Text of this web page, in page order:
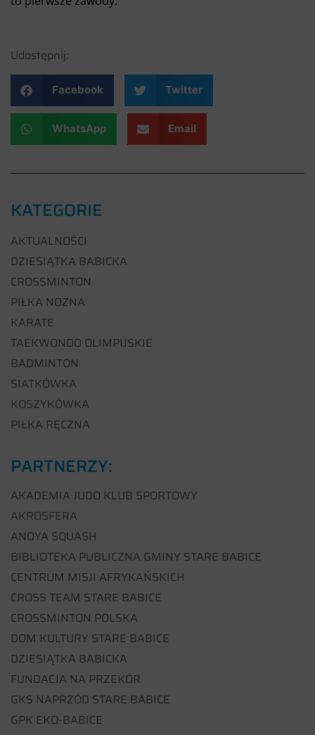
Udostępnij:
Facebook Twitter
WhatsApp Email
KATEGORIE
AKTUALNOŚCI
DZIESIĄTKA BABICKA
CROSSMINTON
PIŁKA NOŻNA
KARATE
TAEKWONDO OLIMPIJSKIE
BADMINTON
SIATKÓWKA
KOSZYKÓWKA
PIŁKA RĘCZNA
PARTNERZY:
AKADEMIA JUDO KLUB SPORTOWY
AKROSFERA
ANOYA SQUASH
BIBLIOTEKA PUBLICZNA GMINY STARE BABICE
CENTRUM MISJI AFRYKAŃSKICH
CROSS TEAM STARE BABICE
CROSSMINTON POLSKA
DOM KULTURY STARE BABICE
DZIESIĄTKA BABICKA
FUNDACJA NA PRZEKÓR
GKS NAPRZÓD STARE BABICE
GPK EKO-BABICE